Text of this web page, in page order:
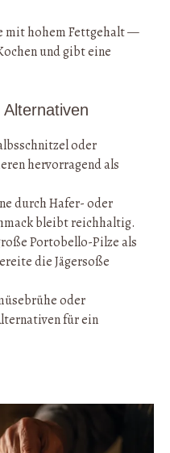
mit hohem Fettgehalt —
und gibt eine
oder
hervorragend als
durch Hafer- oder
bleibt reichhaltig.
Portobello-Pilze als
die Jägersoße
oder
für ein